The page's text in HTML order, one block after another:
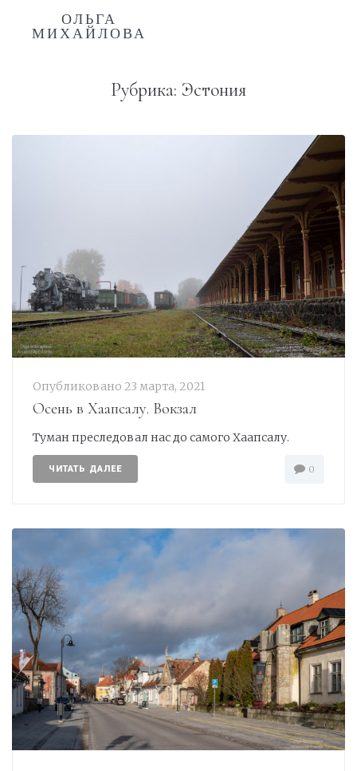
ОЛЬГА
МИХАЙЛОВА
Рубрика: Эстония
Опубликовано 23 марта, 2021
Осень в Хаапсалу. Вокзал
Туман преследовал нас до самого Хаапсалу.
ЧИТАТЬ ДАЛЕЕ 0